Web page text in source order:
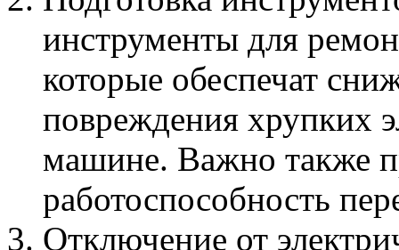
инструменты для
которые обеспечат
повреждения хрупких
машине. Важно также
работоспособность
Отключение от